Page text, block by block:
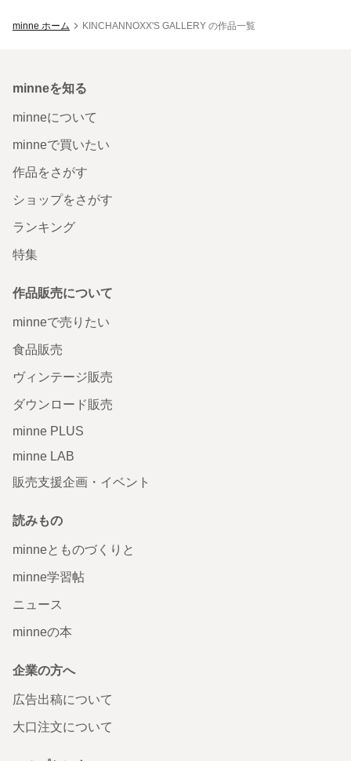
minne ホーム KINCHANNOXX'S GALLERY の作品一覧
minneを知る
minneについて
minneで買いたい
作品をさがす
ショップをさがす
ランキング
特集
作品販売について
minneで売りたい
食品販売
ヴィンテージ販売
ダウンロード販売
minne PLUS
minne LAB
販売支援企画・イベント
読みもの
minneとものづくりと
minne学習帖
ニュース
minneの本
企業の方へ
広告出稿について
大口注文について